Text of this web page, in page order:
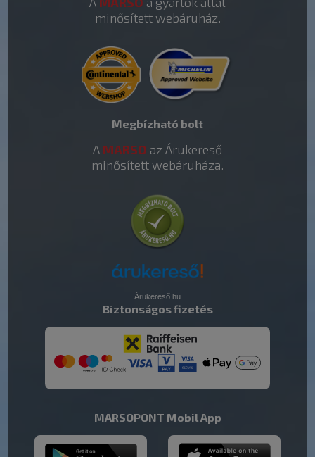
minősített webáruház.
Megbízható bolt
A MARSO az Árukereső
minősített webáruháza.
Árukereső.hu
Biztonságos fizetés
MARSOPONT Mobil App